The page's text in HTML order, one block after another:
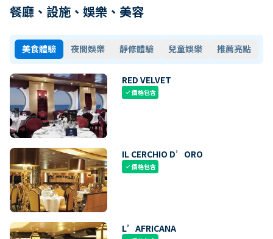
餐廳、設施、娛樂、美容
美食體驗 夜間娛樂 靜修體驗 兒童娛樂 推薦亮點
RED VELVET
check價格包含
IL CERCHIO D’ORO
check價格包含
L’AFRICANA